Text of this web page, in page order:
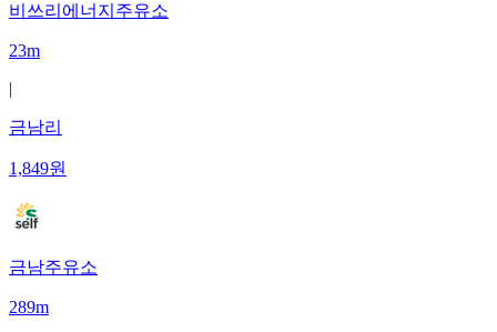
비쓰리에너지주유소
23m
|
금남리
1,849원
금남주유소
289m